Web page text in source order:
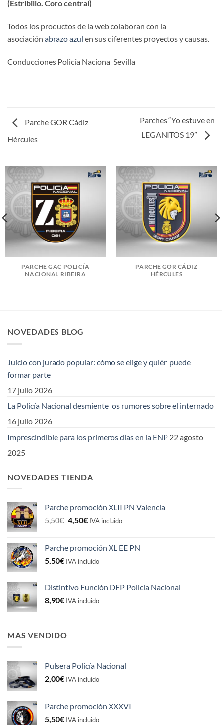
(Estribillo. Coro central)
Todos los productos de la web colaboran con la
asociación abrazo azul en sus diferentes proyectos y causas.
Conducciones Policía Nacional Sevilla
Parche GOR Cádiz
Hércules
Parches “Yo estuve en
LEGANITOS 19”
PARCHE GAC POLICÍA
NACIONAL RIBEIRA
PARCHE GOR CÁDIZ
HÉRCULES
NOVEDADES BLOG
Juicio con jurado popular: cómo se elige y quién puede
formar parte
17 julio 2026
La Policía Nacional desmiente los rumores sobre el internado
16 julio 2026
Imprescindible para los primeros dias en la ENP 22 agosto
2025
NOVEDADES TIENDA
Parche promoción XLII PN Valencia
5,50€ El
era:
5,50€.
4,50€El
es:
4,50€.
IVA incluido
Parche promoción XL EE PN
5,50€ IVA incluido
Distintivo Función DFP Policía Nacional
8,90€ IVA incluido
MAS VENDIDO
Pulsera Policía Nacional
2,00€ IVA incluido
Parche promoción XXXVI
5,50€ IVA incluido